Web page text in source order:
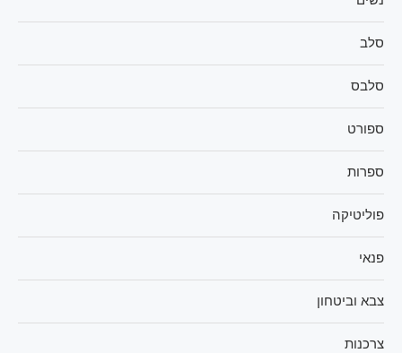
סלב
סלבס
ספורט
ספרות
פוליטיקה
פנאי
צבא וביטחון
צרכנות